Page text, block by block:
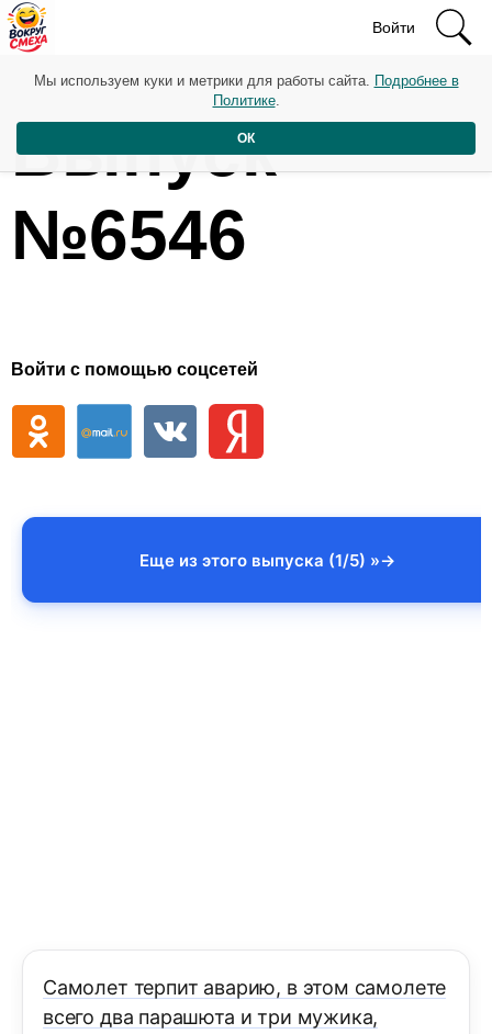
Войти
Выпуск
№6546
Войти с помощью соцсетей
Еще из этого выпуска (1/5) »
Самолет терпит аварию, в этом самолете
всего два парашюта и три мужика,
Мы используем куки и метрики для работы сайта. Подробнее в
Политике.
ОК